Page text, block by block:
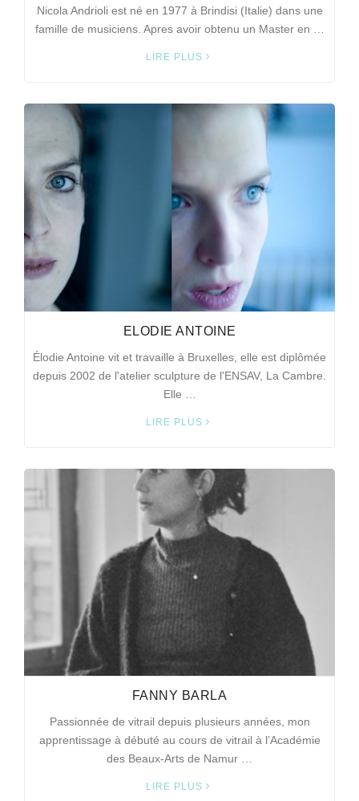
Nicola Andrioli est né en 1977 à Brindisi (Italie) dans une
famille de musiciens. Apres avoir obtenu un Master en …
LIRE PLUS
ELODIE ANTOINE
Élodie Antoine vit et travaille à Bruxelles, elle est diplômée
depuis 2002 de l'atelier sculpture de l'ENSAV, La Cambre.
Elle …
LIRE PLUS
FANNY BARLA
Passionnée de vitrail depuis plusieurs années, mon
apprentissage à débuté au cours de vitrail à l’Académie
des Beaux-Arts de Namur …
LIRE PLUS